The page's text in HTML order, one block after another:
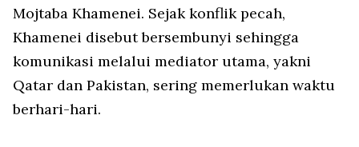
Mojtaba Khamenei. Sejak konflik pecah,
Khamenei disebut bersembunyi sehingga
komunikasi melalui mediator utama, yakni
Qatar dan Pakistan, sering memerlukan waktu
berhari-hari.